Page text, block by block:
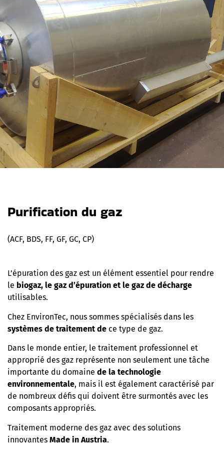
Purification du gaz
(ACF, BDS, FF, GF, GC, CP)
L’épuration des gaz est un élément essentiel pour rendre
le biogaz, le gaz d’épuration et le gaz de décharge
utilisables.
Chez EnvironTec, nous sommes spécialisés dans les
systèmes de traitement de ce type de gaz.
Dans le monde entier, le traitement professionnel et
approprié des gaz représente non seulement une tâche
importante du domaine de la technologie
environnementale, mais il est également caractérisé par
de nombreux défis qui doivent être surmontés avec les
composants appropriés.
Traitement moderne des gaz avec des solutions
innovantes Made in Austria.